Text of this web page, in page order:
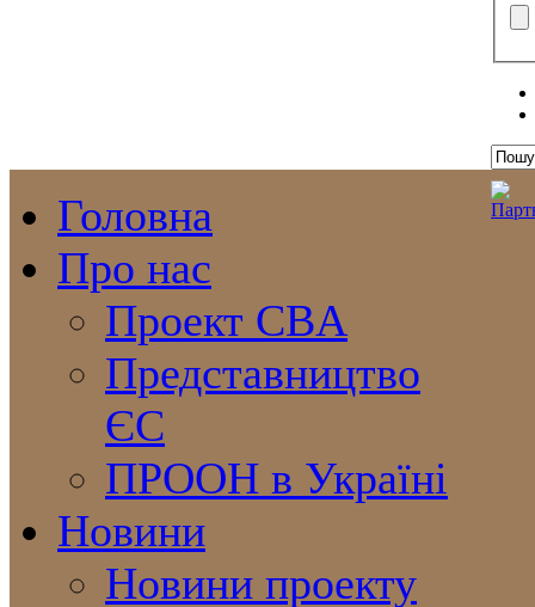
Головна
Про нас
Проект CBA
Представництво
ЄС
ПРООН в Україні
Новини
Новини проекту